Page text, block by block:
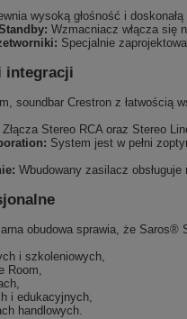
wysoką głośność i
Wzmacniacz włącza się
Specjalnie
integracji
soundbar Crestron z łatwością
Złącza Stereo RCA oraz Stereo
System jest w pełni
Wbudowany zasilacz
obudowa sprawia, że
i szkoleniowych,
Room,
i edukacyjnych,
handlowych.